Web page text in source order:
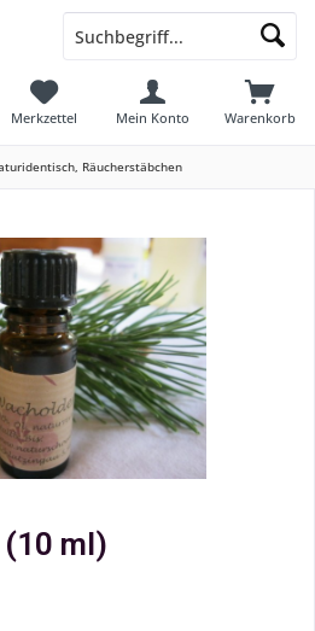
Warenkorb
Merkzettel Mein Konto
Räucherstäbchen
ml)